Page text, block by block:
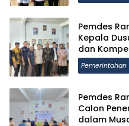
Pemdes
Kepala
dan
Pemerintahan
Pemdes
Calon
dalam